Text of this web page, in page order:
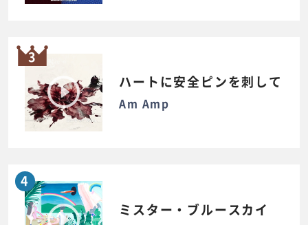
3
ハートに安全ピンを刺して
Am Amp
4
ミスター・ブルースカイ